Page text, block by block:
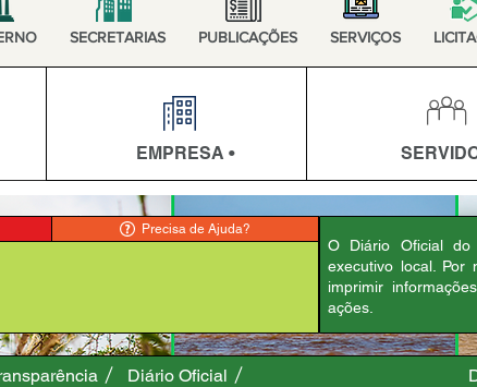
SECRETARIAS PUBLICAÇÕES SERVIÇOS
EMPRESA •
Precisa de Ajuda?
O Diário Oficial
executivo local. Por
imprimir
ações.
Diário Oficial